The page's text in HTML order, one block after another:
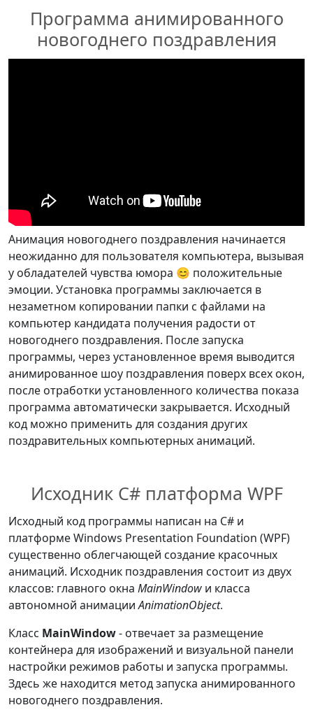
Программа анимированного
новогоднего поздравления
Анимация новогоднего поздравления начинается
неожиданно для пользователя компьютера, вызывая
у обладателей чувства юмора 😊 положительные
эмоции. Установка программы заключается в
незаметном копировании папки с файлами на
компьютер кандидата получения радости от
новогоднего поздравления. После запуска
программы, через установленное время выводится
анимированное шоу поздравления поверх всех окон,
после отработки установленного количества показа
программа автоматически закрывается. Исходный
код можно применить для создания других
поздравительных компьютерных анимаций.
Исходник C# платформа WPF
Исходный код программы написан на C# и
платформе Windows Presentation Foundation (WPF)
существенно облегчающей создание красочных
анимаций. Исходник поздравления состоит из двух
классов: главного окна MainWindow и класса
автономной анимацииAnimationObject.
Класс MainWindow- отвечает за размещение
контейнера для изображений и визуальной панели
настройки режимов работы и запуска программы.
Здесь же находится метод запуска анимированного
новогоднего поздравления.